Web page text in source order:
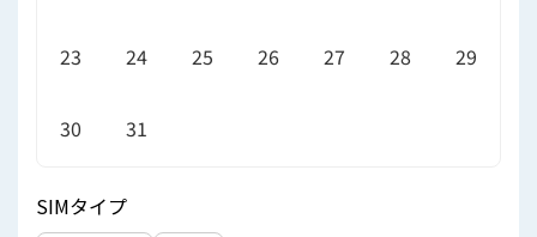
23 24 25 26 27 28 29
30 31
SIMタイプ